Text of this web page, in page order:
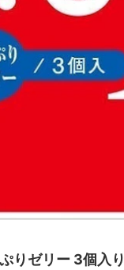
りゼリー 3個入り